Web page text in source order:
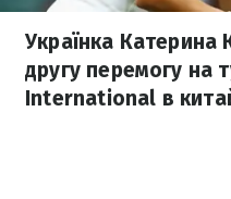
Українка
другу перемогу на
International в